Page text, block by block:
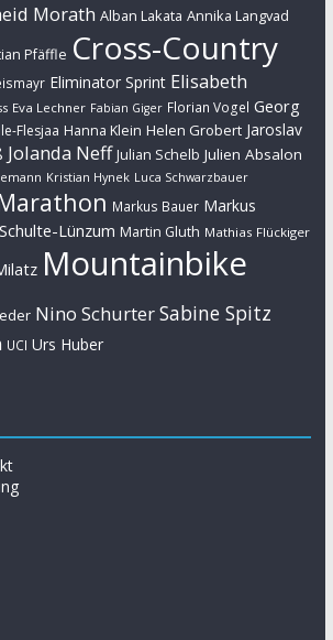
Morath Alban Lakata Annika Langvad
Pfäffle Cross-Country
Eliminator Sprint Elisabeth
Eva Lechner Fabian Giger Florian Vogel Georg
Flesjaa Hanna Klein Helen Grobert Jaroslav
Jolanda Neff Julian Schelb Julien Absalon
Kristian Hynek Luca Schwarzbauer
Markus Bauer Markus
Lünzum Martin Gluth Mathias Flückiger
Mountainbike
Nino SchurterSabine Spitz
UCI Urs Huber